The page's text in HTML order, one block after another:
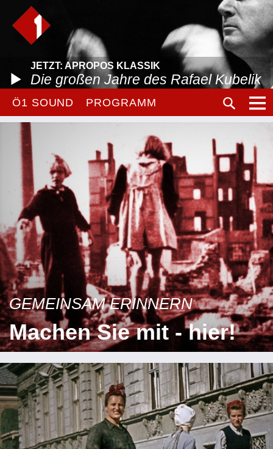
JETZT: APROPOS KLASSIK
Die großen Jahre des Rafael Kubelik
Ö1 SOUND PROGRAMM
GEMEINSAM ERINNERN
Machen Sie mit - hier!